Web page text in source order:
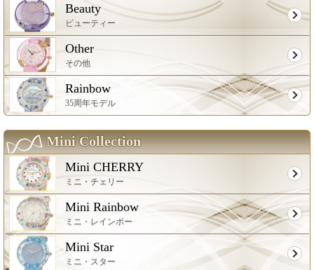
Beauty
ビューティー
Other
その他
Rainbow
35周年モデル
Mini Collection
Mini CHERRY
ミニ・チェリー
Mini Rainbow
ミニ・レインボー
Mini Star
ミニ・スター